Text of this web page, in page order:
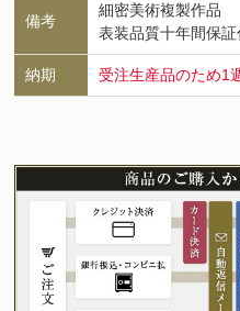
備考
細密美術複製作品
表装品質十年間保証
納期 受注生産品のため1